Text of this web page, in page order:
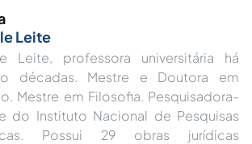
Leite
Leite, professora universitária há
décadas. Mestre e Doutora em
Mestre em Filosofia. Pesquisadora-
do Instituto Nacional de Pesquisas
Possui 29 obras jurídicas